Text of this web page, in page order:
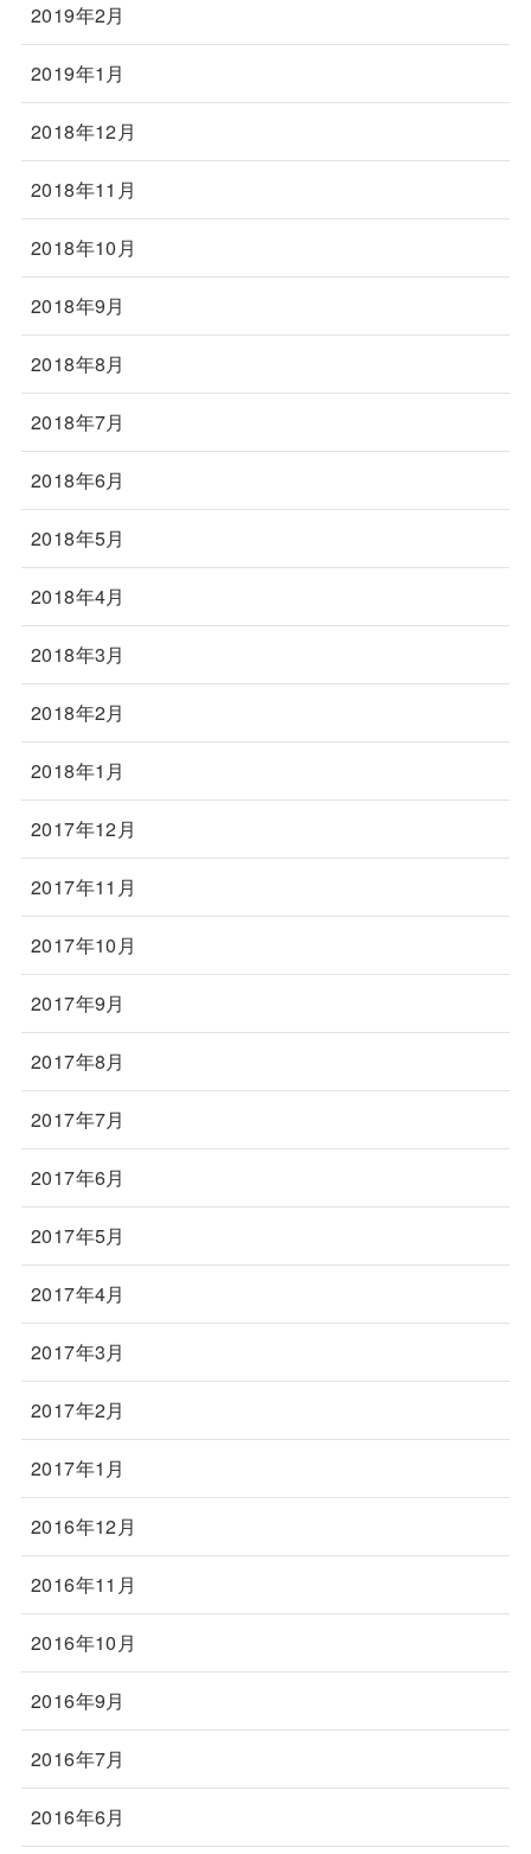
2019年2月
2019年1月
2018年12月
2018年11月
2018年10月
2018年9月
2018年8月
2018年7月
2018年6月
2018年5月
2018年4月
2018年3月
2018年2月
2018年1月
2017年12月
2017年11月
2017年10月
2017年9月
2017年8月
2017年7月
2017年6月
2017年5月
2017年4月
2017年3月
2017年2月
2017年1月
2016年12月
2016年11月
2016年10月
2016年9月
2016年7月
2016年6月